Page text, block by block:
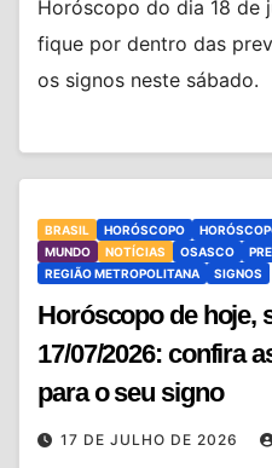
Horóscopo do dia 18 de
fique por dentro das
os signos neste sábado.
BRASIL HORÓSCOPO
MUNDO
NOTÍCIAS OSASCO
REGIÃO METROPOLITANA
SIGNOS
Horóscopo de hoje,
17/07/2026: confira
para o seu signo
17 DE JULHO DE 2026